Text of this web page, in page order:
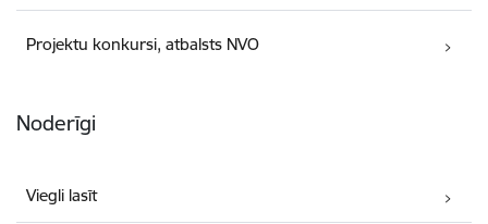
Projektu konkursi, atbalsts NVO
Noderīgi
Viegli lasīt